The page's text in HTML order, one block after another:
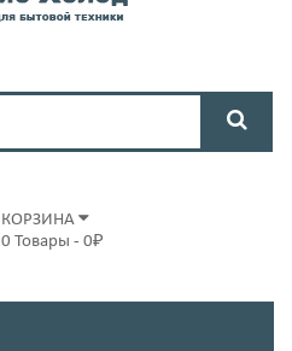
КОРЗИНА
0 Товары - 0₽